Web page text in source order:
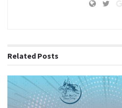
Related Posts